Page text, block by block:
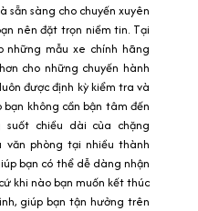
sẵn sàng cho chuyến xuyên
nên đặt trọn niềm tin. Tại
những mẫu xe chính hãng
cho những chuyến hành
được định kỳ kiểm tra và
không cần bận tâm đến
chiều dài của chặng
văn phòng tại nhiều thành
bạn có thể dễ dàng nhận
khi nào bạn muốn kết thúc
giúp bạn tận hưởng trên